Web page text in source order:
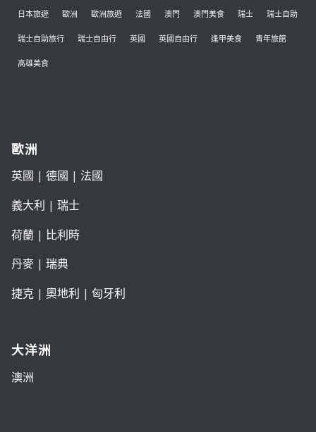
日本旅遊 歐洲 歐洲旅遊 法國 澳門 澳門美食 瑞士 瑞士自助
瑞士自助旅行 瑞士自由行 英國 英國自由行 逢甲美食 青年旅館
高雄美食
歐洲
英國 | 德國 | 法國
義大利 | 瑞士
荷蘭| 比利時
丹麥| 瑞典
捷克| 奧地利 | 匈牙利
大洋洲
澳洲